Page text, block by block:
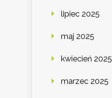
lipiec 2025
maj 2025
kwiecień 2025
marzec 2025